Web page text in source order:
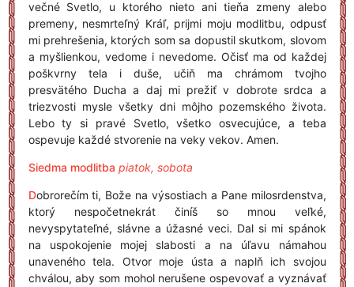
večné Svetlo, u ktorého nieto ani tieňa zmeny alebo
premeny, nesmrteľný Kráľ, prijmi moju modlitbu, odpusť
mi prehrešenia, ktorých som sa dopustil skutkom, slovom
a myšlienkou, vedome i nevedome. Očisť ma od každej
poškvrny tela i duše, učiň ma chrámom tvojho
presvätého Ducha a daj mi prežiť v dobrote srdca a
triezvosti mysle všetky dni môjho pozemského života.
Lebo ty si pravé Svetlo, všetko osvecujúce, a teba
ospevuje každé stvorenie na veky vekov. Amen.
Siedma modlitba piatok, sobota
Dobrorečím ti, Bože na výsostiach a Pane milosrdenstva,
ktorý nespočetnekrát činíš so mnou veľké,
nevyspytateľné, slávne a úžasné veci. Dal si mi spánok
na uspokojenie mojej slabosti a na úľavu námahou
unaveného tela. Otvor moje ústa a naplň ich svojou
chválou, aby som mohol nerušene ospevovať a vyznávať